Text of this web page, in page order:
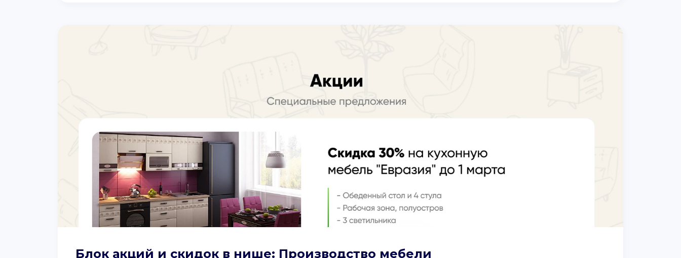
Блок акций и скидок в нише: Производство мебели